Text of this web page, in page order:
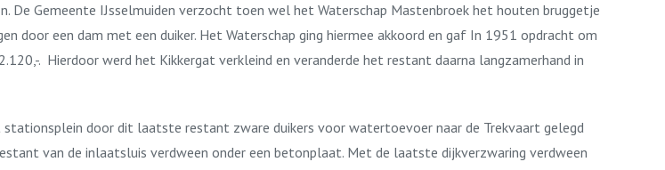
De Gemeente IJsselmuiden verzocht toen wel het Waterschap Mastenbroek het houten bruggetje
door een dam met een duiker. Het Waterschap ging hiermee akkoord en gaf In 1951 opdracht om
. Hierdoor werd het Kikkergat verkleind en veranderde het restant daarna langzamerhand in
door dit laatste restant zware duikers voor watertoevoer naar de Trekvaart gelegd
van de inlaatsluis verdween onder een betonplaat. Met de laatste dijkverzwaring verdween